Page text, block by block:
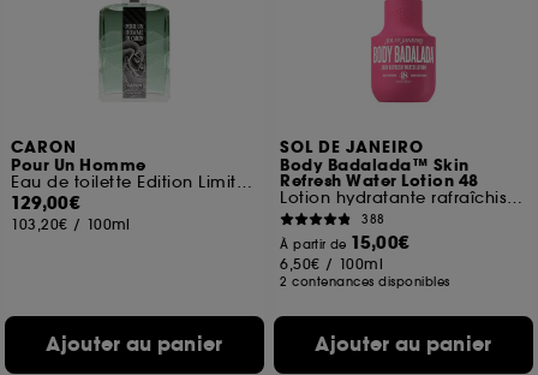
CARON
Pour Un Homme
Eau de toilette Edition Limitée Collab Gitana
129,00€
103,20€ / 100ml
Ajouter au panier
SOL DE JANEIRO
Body Badalada™ Skin
Refresh Water Lotion 48
Lotion hydratante rafraîchissante
388
À partir de 15,00€
6,50€ / 100ml
2 contenances disponibles
Ajouter au panier